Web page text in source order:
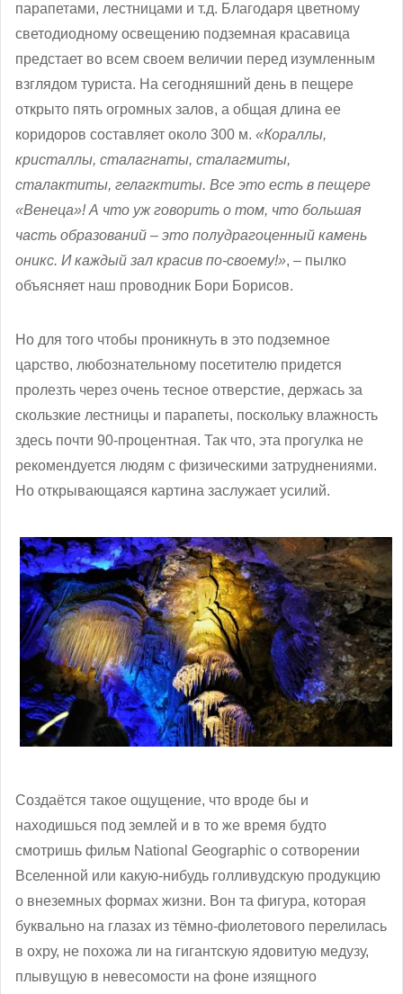
парапетами, лестницами и т.д. Благодаря цветному
светодиодному освещению подземная красавица
предстает во всем своем величии перед изумленным
взглядом туриста. На сегодняшний день в пещере
открыто пять огромных залов, а общая длина ее
коридоров составляет около 300 м. «Кораллы,
кристаллы, сталагнаты, сталагмиты,
сталактиты, гелагктиты. Все это есть в пещере
«Венеца»! А что уж говорить о том, что большая
часть образований – это полудрагоценный камень
оникс. И каждый зал красив по-своему!», – пылко
объясняет наш проводник Бори Борисов.
Но для того чтобы проникнуть в это подземное
царство, любознательному посетителю придется
пролезть через очень тесное отверстие, держась за
скользкие лестницы и парапеты, поскольку влажность
здесь почти 90-процентная. Так что, эта прогулка не
рекомендуется людям с физическими затруднениями.
Но открывающаяся картина заслужает усилий.
Создаётся такое ощущение, что вроде бы и
находишься под землей и в то же время будто
смотришь фильм National Geographic о сотворении
Вселенной или какую-нибудь голливудскую продукцию
о внеземных формах жизни. Вон та фигура, которая
буквально на глазах из тёмно-фиолетового перелилась
в охру, не похожа ли на гигантскую ядовитую медузу,
плывущую в невесомости на фоне изящного